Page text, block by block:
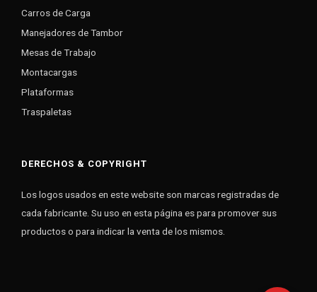
Carros de Carga
Manejadores de Tambor
Mesas de Trabajo
Montacargas
Plataformas
Traspaletas
DERECHOS & COPYRIGHT
Los logos usados en este website son marcas registradas de
cada fabricante. Su uso en esta página es para promover sus
productos o para indicar la venta de los mismos.